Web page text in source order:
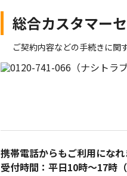
総合カスタマー
ご契約内容などの手続きに関
携帯電話からもご利用になれ
受付時間：平日10時～17時